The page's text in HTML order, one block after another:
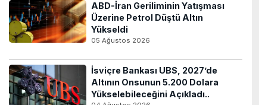
ABD-İran Geriliminin Yatışması
Üzerine Petrol Düştü Altın
Yükseldi
05 Ağustos 2026
İsviçre Bankası UBS, 2027’de
Altının Onsunun 5.200 Dolara
Yükselebileceğini Açıkladı..